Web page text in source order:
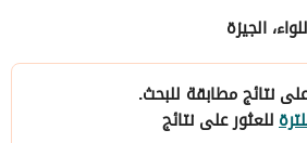
الجيزة
نتائج مطابقة للبحث.
للعثور على نتائج